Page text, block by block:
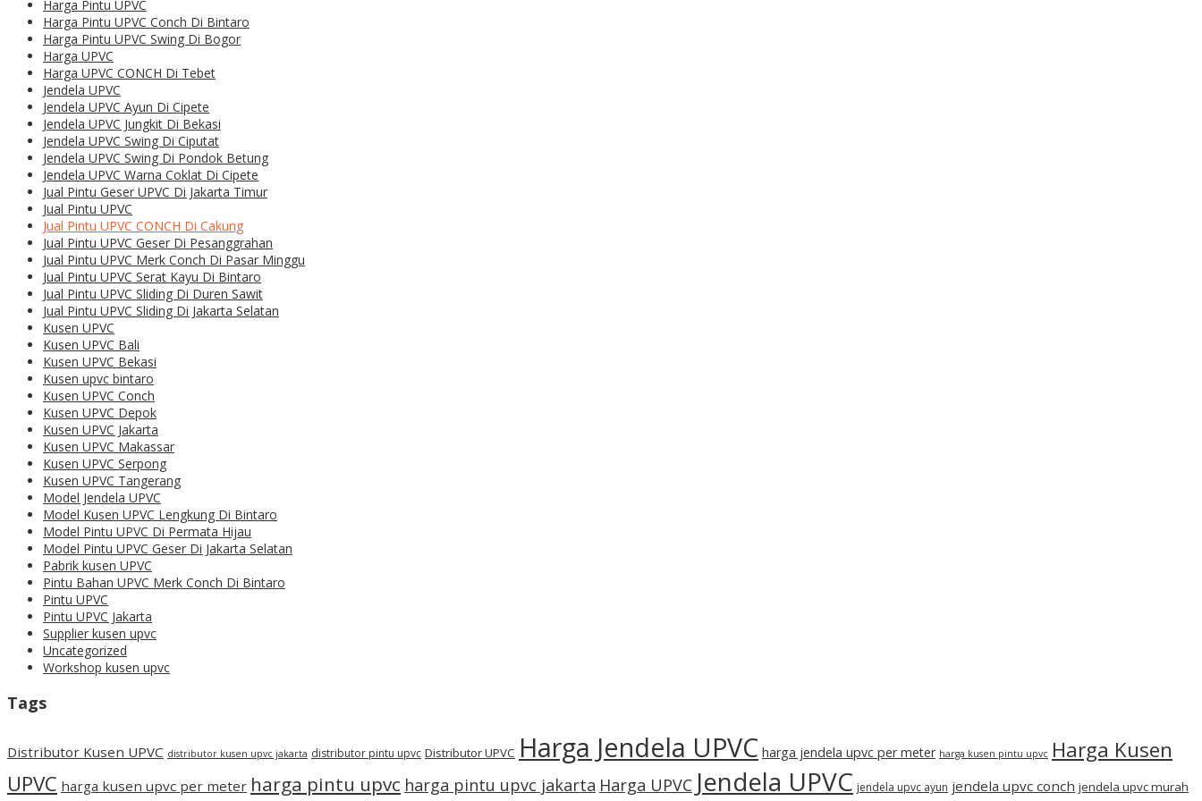
Harga Pintu UPVC
Harga Pintu UPVC Conch Di Bintaro
Harga Pintu UPVC Swing Di Bogor
Harga UPVC
Harga UPVC CONCH Di Tebet
Jendela UPVC
Jendela UPVC Ayun Di Cipete
Jendela UPVC Jungkit Di Bekasi
Jendela UPVC Swing Di Ciputat
Jendela UPVC Swing Di Pondok Betung
Jendela UPVC Warna Coklat Di Cipete
Jual Pintu Geser UPVC Di Jakarta Timur
Jual Pintu UPVC
Jual Pintu UPVC CONCH Di Cakung
Jual Pintu UPVC Geser Di Pesanggrahan
Jual Pintu UPVC Merk Conch Di Pasar Minggu
Jual Pintu UPVC Serat Kayu Di Bintaro
Jual Pintu UPVC Sliding Di Duren Sawit
Jual Pintu UPVC Sliding Di Jakarta Selatan
Kusen UPVC
Kusen UPVC Bali
Kusen UPVC Bekasi
Kusen upvc bintaro
Kusen UPVC Conch
Kusen UPVC Depok
Kusen UPVC Jakarta
Kusen UPVC Makassar
Kusen UPVC Serpong
Kusen UPVC Tangerang
Model Jendela UPVC
Model Kusen UPVC Lengkung Di Bintaro
Model Pintu UPVC Di Permata Hijau
Model Pintu UPVC Geser Di Jakarta Selatan
Pabrik kusen UPVC
Pintu Bahan UPVC Merk Conch Di Bintaro
Pintu UPVC
Pintu UPVC Jakarta
Supplier kusen upvc
Uncategorized
Workshop kusen upvc
Tags
Distributor Kusen UPVC distributor kusen upvc jakarta distributor pintu upvc Distributor UPVC Harga Jendela UPVC harga jendela upvc per meter harga kusen pintu upvc Harga Kusen
UPVC harga kusen upvc per meter harga pintu upvc harga pintu upvc jakarta Harga UPVC Jendela UPVC jendela upvc ayun jendela upvc conch jendela upvc murah